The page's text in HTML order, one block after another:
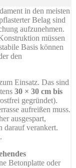
in den meisten
Belag sind
aufzunehmen.
müssen
Basis können
den
Einsatz. Das sind
30 × 30 cm bis
gegründet).
aufreißen muss.
ausgespart,
darauf verankert.
Betonplatte oder